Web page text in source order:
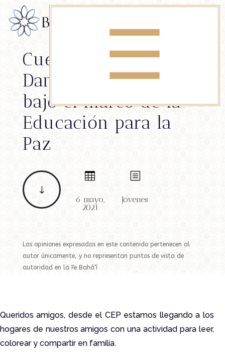
☰
Cuentos del libro
Danza de Virtudes
bajo el marco de la
Educación para la
Paz
"

6 mayo,
2021
b
Jóvenes
Las opiniones expresadas en este contenido pertenecen al
autor únicamente, y no representan puntos de vista de
autoridad en la Fe Bahá‘í
Queridos amigos, desde el CEP estamos llegando a los
hogares de nuestros amigos con una actividad para leer,
colorear y compartir en familia.